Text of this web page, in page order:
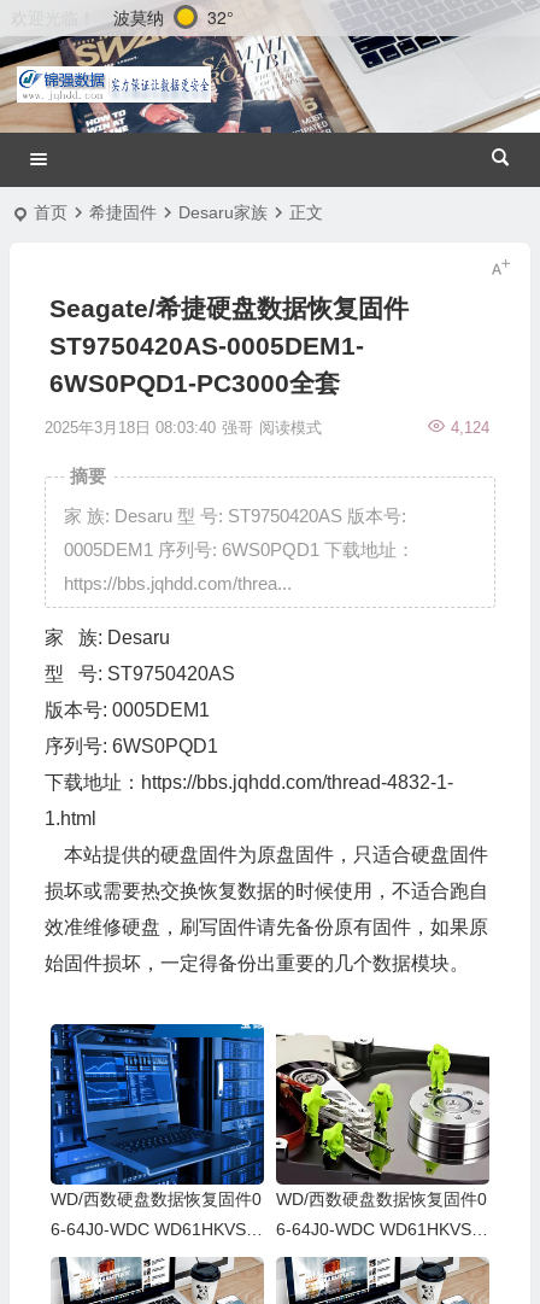
波莫纳 32°
首页 希捷固件 Desaru家族 正文
Seagate/希捷硬盘数据恢复固件
ST9750420AS-0005DEM1-
6WS0PQD1-PC3000全套
2025年3月18日 08:03:40 强哥 4,124
阅读模式
摘要
家 族: Desaru 型 号: ST9750420AS 版本号:
0005DEM1 序列号: 6WS0PQD1 下载地址：
https://bbs.jqhdd.com/threa...
家 族: Desaru
型 号: ST9750420AS
版本号: 0005DEM1
序列号: 6WS0PQD1
下载地址： https://bbs.jqhdd.com/thread-4832-1-
1.html
本站提供的硬盘固件为原盘固件，只适合硬盘固件
损坏或需要热交换恢复数据的时候使用，不适合跑自
效准维修硬盘，刷写固件请先备份原有固件，如果原
始固件损坏，一定得备份出重要的几个数据模块。
WD/西数硬盘数据恢复固件0
6-64J0-WDC WD61HKVS-7
8AUSY0-80-00A80-WD-WX
52D71DH04K-00060064-27
WD/西数硬盘数据恢复固件0
6-64J0-WDC WD61HKVS-7
8AUSY0-80-00A80-WD-WX
22D2143CAS-00060064-27